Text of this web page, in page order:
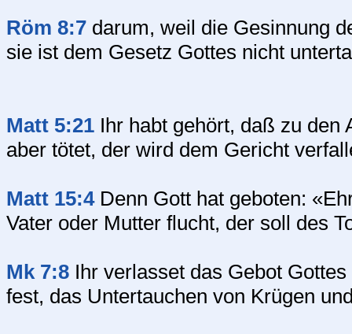
Röm 8:7 darum, weil die Gesinnung
sie ist dem Gesetz Gottes nicht
Matt 5:21 Ihr habt gehört, daß zu den
aber tötet, der wird dem Gericht
Matt 15:4Denn Gott hat geboten:
Vater oder Mutter flucht, der soll des
Mk 7:8 Ihr verlasset das Gebot
fest, das Untertauchen von Krügen